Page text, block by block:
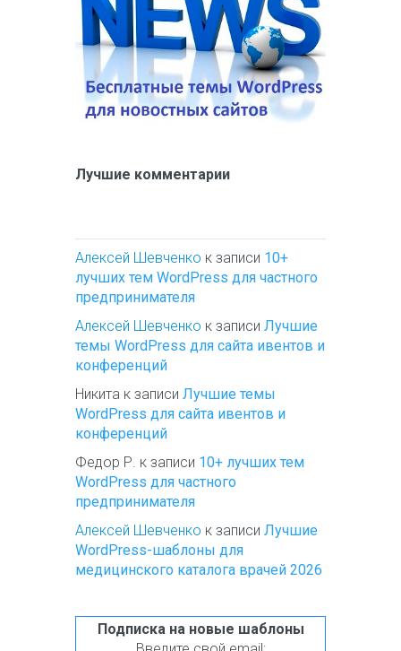
Лучшие комментарии
Алексей Шевченко к записи 10+
лучших тем WordPress для частного
предпринимателя
Алексей Шевченко к записи Лучшие
темы WordPress для сайта ивентов и
конференций
Никита к записи Лучшие темы
WordPress для сайта ивентов и
конференций
Федор Р. к записи 10+ лучших тем
WordPress для частного
предпринимателя
Алексей Шевченко к записи Лучшие
WordPress-шаблоны для
медицинского каталога врачей 2026
Подписка на новые шаблоны